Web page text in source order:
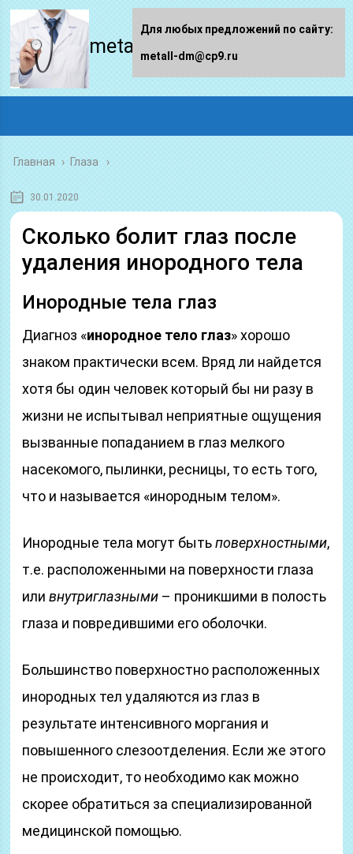
metall-dm.ru
Главная › Глаза
30.01.2020
Сколько болит глаз после
удаления инородного тела
Инородные тела глаз
Диагноз «инородное тело глаз» хорошо
знаком практически всем. Вряд ли найдется
хотя бы один человек который бы ни разу в
жизни не испытывал неприятные ощущения
вызванные попаданием в глаз мелкого
насекомого, пылинки, ресницы, то есть того,
что и называется «инородным телом».
Инородные тела могут бытьповерхностными,
т.е. расположенными на поверхности глаза
иливнутриглазными – проникшими в полость
глаза и повредившими его оболочки.
Большинство поверхностно расположенных
инородных тел удаляются из глаз в
результате интенсивного моргания и
повышенного слезоотделения. Если же этого
не происходит, то необходимо как можно
скорее обратиться за специализированной
медицинской помощью.
Для любых предложений по сайту:
metall-dm@cp9.ru